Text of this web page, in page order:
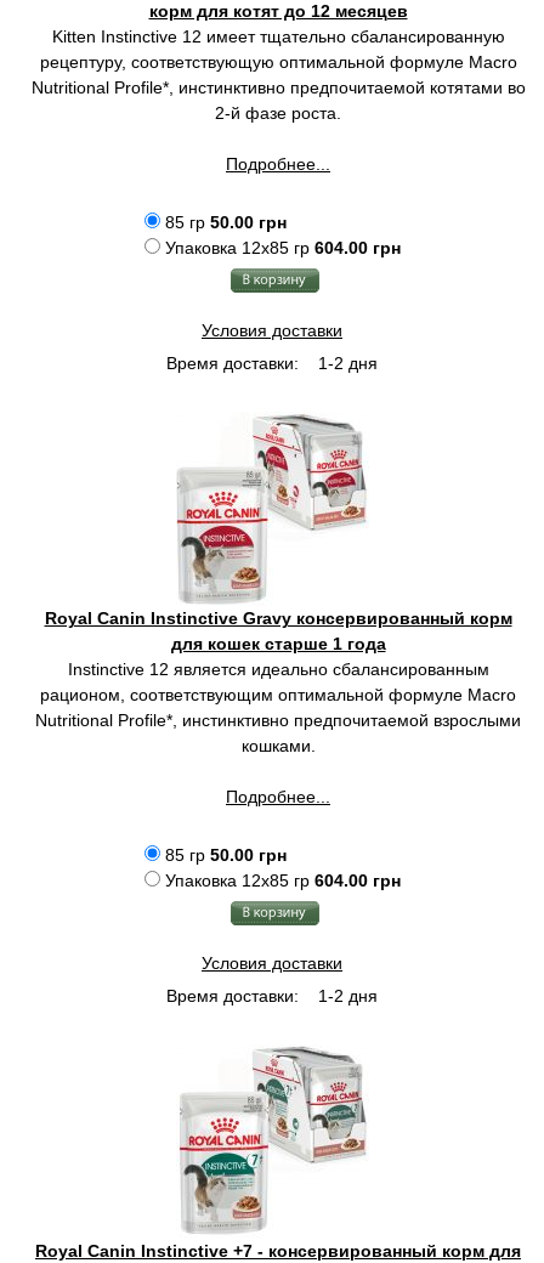
корм для котят до 12 месяцев
Kitten Instinctive 12 имеет тщательно сбалансированную
рецептуру, соответствующую оптимальной формуле Macro
Nutritional Profile*, инстинктивно предпочитаемой котятами во
2-й фазе роста.
Подробнее...
85 гр 50.00 грн
Упаковка 12x85 гр 604.00 грн
Условия доставки
Время доставки:
1-2 дня
Royal Canin Instinctive Gravy консервированный корм
для кошек старше 1 года
Instinctive 12 является идеально сбалансированным
рационом, соответствующим оптимальной формуле Macro
Nutritional Profile*, инстинктивно предпочитаемой взрослыми
кошками.
Подробнее...
85 гр 50.00 грн
Упаковка 12x85 гр 604.00 грн
Условия доставки
Время доставки:
1-2 дня
Royal Canin Instinctive +7 - консервированный корм для